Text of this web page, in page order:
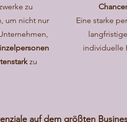
zu
um nicht nur
zu
Eine starke
individuelle
auf dem größten